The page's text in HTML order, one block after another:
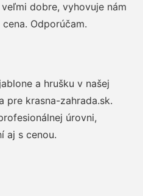
dobre, vyhovuje nám
Odporúčam.
a hrušku v našej
pre krasna-zahrada.sk.
úrovni,
aj s cenou.